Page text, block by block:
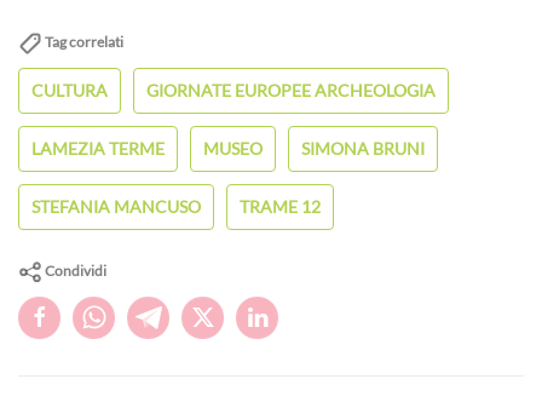
Tag correlati
CULTURA GIORNATE EUROPEE ARCHEOLOGIA
LAMEZIA TERME MUSEO SIMONA BRUNI
STEFANIA MANCUSO TRAME 12
Condividi